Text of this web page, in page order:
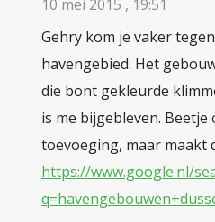
10 mei 2015 , 19:51
Gehry kom je vaker
havengebied. Het
die bont gekleurde
is me bijgebleven. Beetje
toevoeging, maar maakt
https://www.google.nl/